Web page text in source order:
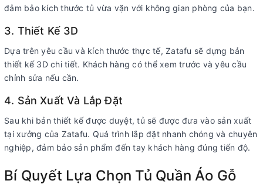
đảm bảo kích thước tủ vừa vặn với không gian phòng của bạn.
3. Thiết Kế 3D
Dựa trên yêu cầu và kích thước thực tế, Zatafu sẽ dựng bản
thiết kế 3D chi tiết. Khách hàng có thể xem trước và yêu cầu
chỉnh sửa nếu cần.
4. Sản Xuất Và Lắp Đặt
Sau khi bản thiết kế được duyệt, tủ sẽ được đưa vào sản xuất
tại xưởng của Zatafu. Quá trình lắp đặt nhanh chóng và chuyên
nghiệp, đảm bảo sản phẩm đến tay khách hàng đúng tiến độ.
Bí Quyết Lựa Chọn Tủ Quần Áo Gỗ